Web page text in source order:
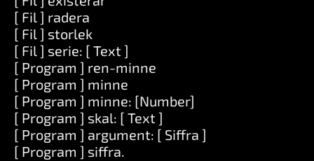
[ Fil ] radera
[ Fil ] storlek
[ Fil ] serie: [ Text ]
[ Program ] ren-minne
[ Program ] minne
[ Program ] minne: [Number]
[ Program ] skal: [ Text ]
[ Program ] argument: [ Siffra ]
[ Program ] siffra.